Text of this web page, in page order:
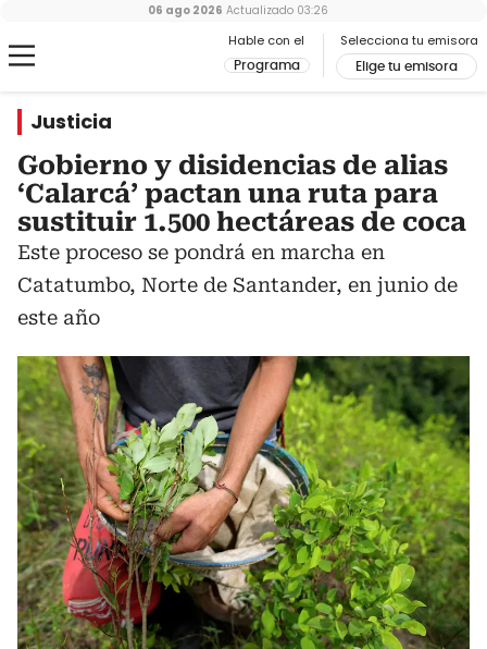
Hable con el
Programa
Selecciona tu emisora
Elige tu emisora
06 ago 2026 Actualizado 03:26
Justicia
Gobierno y disidencias de alias
‘Calarcá’ pactan una ruta para
sustituir 1.500 hectáreas de coca
Este proceso se pondrá en marcha en
Catatumbo, Norte de Santander, en junio de
este año